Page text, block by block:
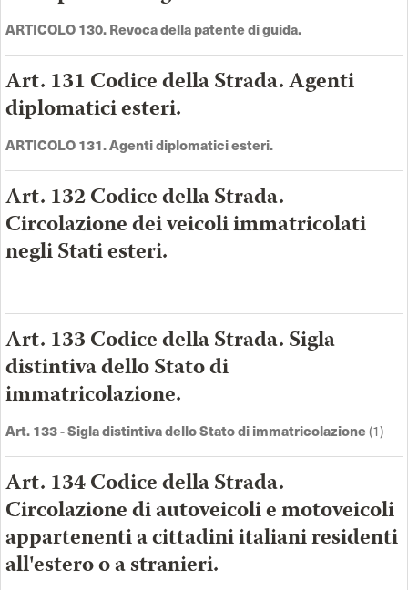
ARTICOLO 130. Revoca della patente di guida.
Art. 131 Codice della Strada. Agenti
diplomatici esteri.
ARTICOLO 131. Agenti diplomatici esteri.
Art. 132 Codice della Strada.
Circolazione dei veicoli immatricolati
negli Stati esteri.
Art. 133 Codice della Strada. Sigla
distintiva dello Stato di
immatricolazione.
Art. 133 - Sigla distintiva dello Stato di immatricolazione(1)
Art. 134 Codice della Strada.
Circolazione di autoveicoli e motoveicoli
appartenenti a cittadini italiani residenti
all'estero o a stranieri.